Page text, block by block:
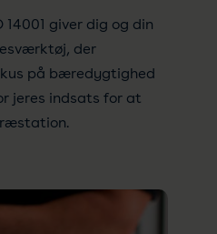
giver dig og din
der
på bæredygtighed
jeres indsats for at